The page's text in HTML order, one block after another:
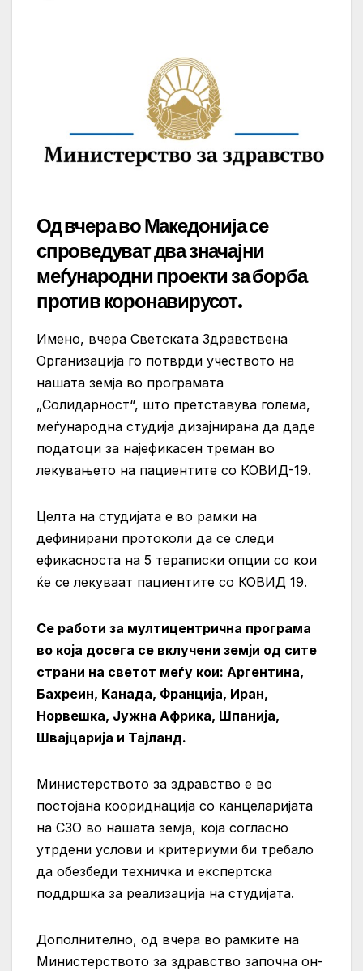
Од вчера во Македонија се
спроведуват два значајни
меѓународни проекти за борба
против коронавирусот.
Имено, вчера Светската Здравствена
Организација го потврди учеството на
нашата земја во програмата
„Солидарност“, што претставува голема,
меѓународна студија дизајнирана да даде
податоци за најефикасен треман во
лекувањето на пациентите со КОВИД-19.
Целта на студијата е во рамки на
дефинирани протоколи да се следи
ефикасноста на 5 тераписки опции со кои
ќе се лекуваат пациентите со КОВИД 19.
Се работи за мултицентрична програма
во која досега се вклучени земји од сите
страни на светот меѓу кои: Аргентина,
Бахреин, Канада, Франција, Иран,
Норвешка, Јужна Африка, Шпанија,
Швајцарија и Тајланд.
Министерството за здравство е во
постојана коориднација со канцеларијата
на СЗО во нашата земја, која согласно
утрдени услови и критериуми би требало
да обезбеди техничка и експертска
поддршка за реализација на студијата.
Дополнително, од вчера во рамките на
Министерството за здравство започна он-